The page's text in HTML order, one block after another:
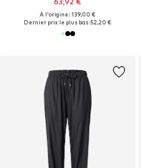
À l'origine : 139,00 €
Dernier prix le plus bas :52,20 €